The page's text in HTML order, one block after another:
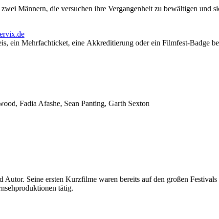
Männern, die versuchen ihre Vergangenheit zu bewältigen und
ein Mehrfachticket, eine Akkreditierung oder ein Filmfest-Badge
Fadia Afashe, Sean Panting, Garth Sexton
Seine ersten Kurzfilme waren bereits auf den großen
tätig.